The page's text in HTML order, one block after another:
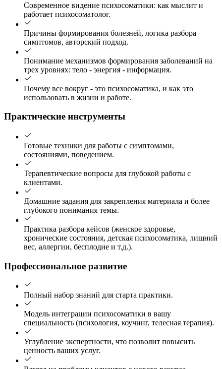
Современное видение психосоматики: как мыслит и
работает психосоматолог.
Причины формирования болезней, логика разбора
симптомов, авторский подход.
Понимание механизмов формирования заболеваний на
трех уровнях: тело - энергия - информация.
Почему все вокруг - это психосоматика, и как это
использовать в жизни и работе.
Практические инструменты
Готовые техники для работы с симптомами,
состояниями, поведением.
Терапевтические вопросы для глубокой работы с
клиентами.
Домашние задания для закрепления материала и более
глубокого понимания темы.
Практика разбора кейсов (женское здоровье,
хронические состояния, детская психосоматика, лишний
вес, аллергии, бесплодие и т.д.).
Профессиональное развитие
Полный набор знаний для старта практики.
Модель интеграции психосоматики в вашу
специальность (психология, коучинг, телесная терапия).
Углубление экспертности, что позволит повысить
ценность ваших услуг.